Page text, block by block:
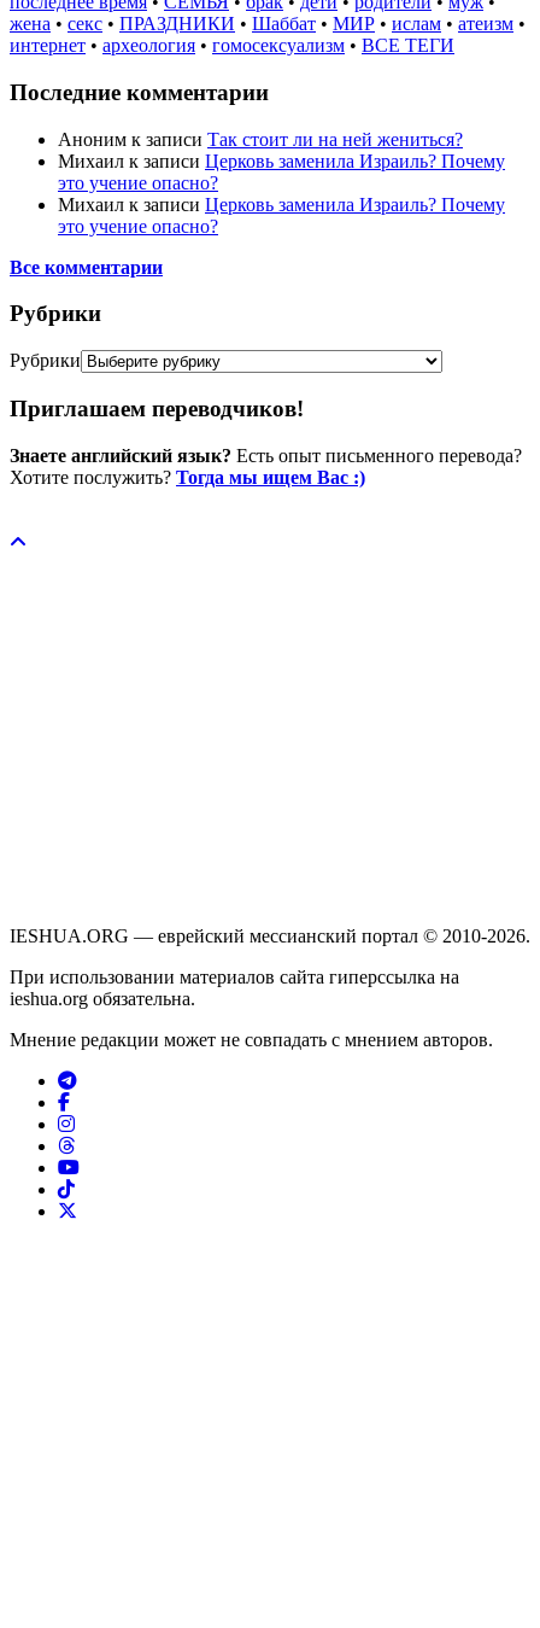
жена • секс • ПРАЗДНИКИ • Шаббат • МИР • ислам • атеизм •
интернет • археология • гомосексуализм • ВСЕ ТЕГИ
Последние комментарии
Аноним к записи Так стоит ли на ней жениться?
Михаил к записи Церковь заменила Израиль? Почему
это учение опасно?
Михаил к записи Церковь заменила Израиль? Почему
это учение опасно?
Все комментарии
Рубрики
Рубрики
Приглашаем переводчиков!
Знаете английский язык? Есть опыт письменного перевода?
Хотите послужить? Тогда мы ищем Вас :)
IESHUA.ORG — еврейский мессианский портал © 2010-2026.
При использовании материалов сайта гиперссылка на
ieshua.org обязательна.
Мнение редакции может не совпадать с мнением авторов.